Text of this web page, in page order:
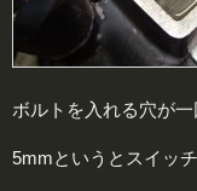
ボルトを入れる穴が
5mmというとスイッ